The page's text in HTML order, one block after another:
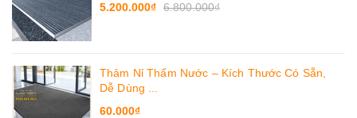
5.200.000₫ 6.800.000₫
Thảm Nỉ Thấm Nước – Kích Thước Có Sẵn,
Dễ Dùng ...
60.000₫